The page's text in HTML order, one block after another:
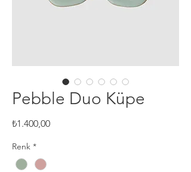
Pebble Duo Küpe
₺1.400,00Fiyat
Renk *